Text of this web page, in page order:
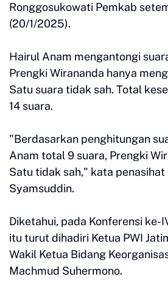
Ronggosukowati Pemkab
(20/1/2025).
Hairul Anam mengantongi
Prengki Wirananda hanya
Satu suara tidak sah. Total
14 suara.
"Berdasarkan penghitungan
Anam total 9 suara, Prengki
Satu tidak sah," kata penasihat
Syamsuddin.
Diketahui, pada Konferensi ke-
itu turut dihadiri Ketua PWI
Wakil Ketua Bidang
Machmud Suhermono.